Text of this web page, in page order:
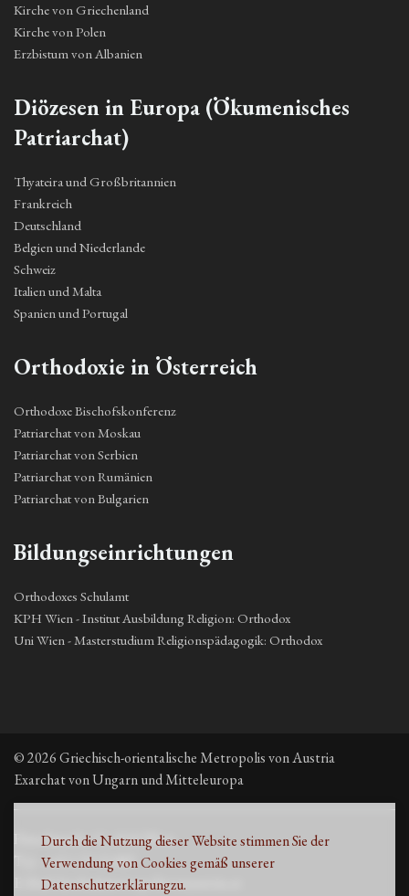
Durch die Nutzung dieser Website stimmen Sie der
Verwendung von Cookies gemäß unserer
Datenschutzerklärungzu.
Kirche von Griechenland
Kirche von Polen
Erzbistum von Albanien
Diözesen in Europa (Ökumenisches
Patriarchat)
Thyateira und Großbritannien
Frankreich
Deutschland
Belgien und Niederlande
Schweiz
Italien und Malta
Spanien und Portugal
Orthodoxie in Österreich
Orthodoxe Bischofskonferenz
Patriarchat von Moskau
Patriarchat von Serbien
Patriarchat von Rumänien
Patriarchat von Bulgarien
Bildungseinrichtungen
Orthodoxes Schulamt
KPH Wien - Institut Ausbildung Religion: Orthodox
Uni Wien - Masterstudium Religionspädagogik: Orthodox
© 2026 Griechisch-orientalische Metropolis von Austria
Exarchat von Ungarn und Mitteleuropa
Fleischmarkt 13, 1010 Wien
Τηλ. +43 1 53 33 889
E-Mail: kirche@metropolisvonaustria.at